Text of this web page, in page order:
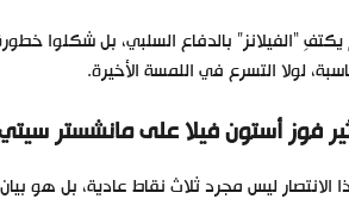
“الفيلانز” بالدفاع السلبي، بل شكلوا
لولا التسرع في اللمسة الأخيرة.
فوز أستون فيلا على مانشستر
الانتصار ليس مجرد ثلاث نقاط عادية، بل هو